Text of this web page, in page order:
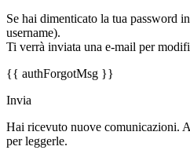
Se hai dimenticato la tua password
username).
Ti verrà inviata una e-mail per
{{ authForgotMsg }}
Invia
Hai ricevuto nuove comunicazioni.
per leggerle.